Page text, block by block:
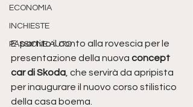
ECONOMIA
INCHIESTE
PASSIONE AUTO
E' partito il conto alla rovescia per le
presentazione della nuova concept
car di Skoda , che servirà da apripista
per inaugurare il nuovo corso stilistico
della casa boema.